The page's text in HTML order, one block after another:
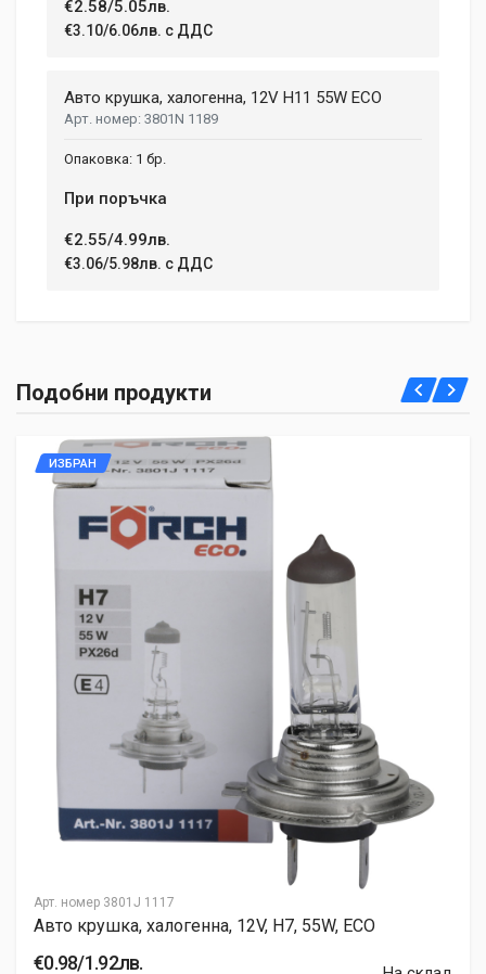
€2.58/5.05лв.
€3.10/6.06лв. с ДДС
Авто крушка, халогенна, 12V H11 55W ECO
3801N 1189
1 бр.
При поръчка
€2.55/4.99лв.
€3.06/5.98лв. с ДДС
Подобни продукти
Арт. номер 3801J 1117
ИЗБРАН
Авто крушка, халогенна, 12V, H7, 55W, ECO
€0.98/1.92лв.